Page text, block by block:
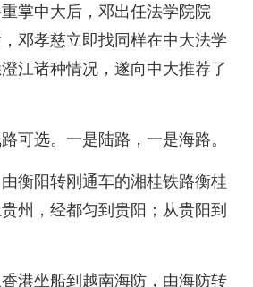
掌中大后，邓出任法学院院
邓孝慈立即找同样在中大法学
江诸种情况，遂向中大推荐了
可选。一是陆路，一是海路。
衡阳转刚通车的湘桂铁路衡桂
州，经都匀到贵阳；从贵阳到
港坐船到越南海防，由海防转